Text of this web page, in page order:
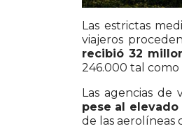
Las estrictas
viajeros
recibió 32
246.000 tal como
Las agencias de
pese al
de las aerolíneas